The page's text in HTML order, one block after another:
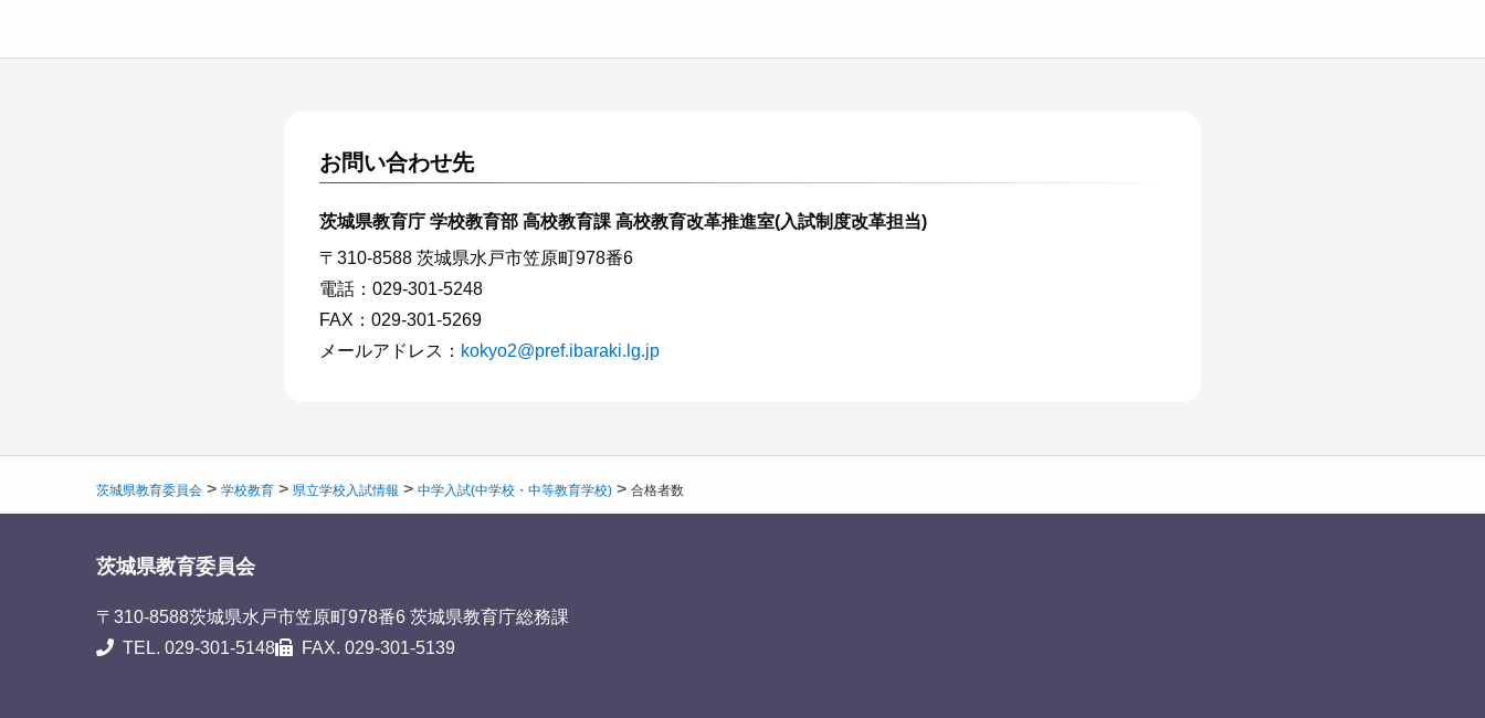
お問い合わせ先
茨城県教育庁 学校教育部 高校教育課 高校教育改革推進室(入試制度改革担当)
〒310-8588 茨城県水戸市笠原町978番6
電話：029-301-5248
FAX：029-301-5269
メールアドレス： kokyo2@pref.ibaraki.lg.jp
茨城県教育委員会 > 学校教育 > 県立学校入試情報 > 中学入試(中学校・中等教育学校) > 合格者数
茨城県教育委員会
〒310-8588茨城県水戸市笠原町978番6 茨城県教育庁総務課
TEL. 029-301-5148
FAX. 029-301-5139